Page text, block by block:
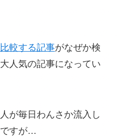
較する記事がなぜか検
人気の記事になってい
が毎日わんさか流入し
ですが…